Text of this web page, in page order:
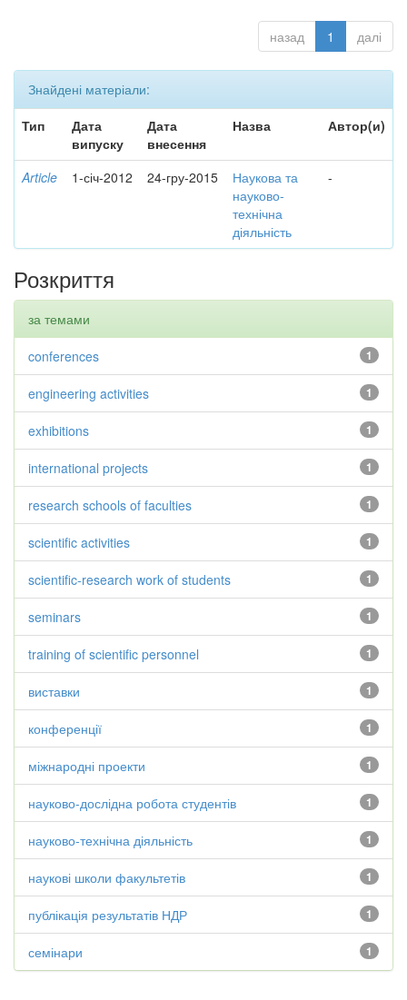
назад 1 далі
Знайдені матеріали:
Тип
Дата
випуску
Дата
внесення
Назва Автор(и)
Article 1-січ-2012 24-гру-2015
Наукова та
науково-
технічна
діяльність
-
Розкриття
за темами
1
conferences
1
engineering activities
1
exhibitions
1
international projects
1
research schools of faculties
1
scientific activities
1
scientific-research work of students
1
seminars
1
training of scientific personnel
1
виставки
1
конференції
1
міжнародні проекти
1
науково-дослідна робота студентів
1
науково-технічна діяльність
1
наукові школи факультетів
1
публікація результатів НДР
1
семінари